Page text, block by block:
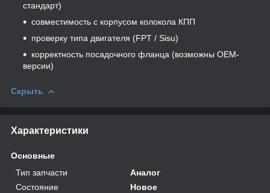
стандарт)
совместимость с корпусом колокола КПП
проверку типа двигателя (FPT / Sisu)
корректность посадочного фланца (возможны OEM-
версии)
Скрыть
Характеристики
Основные
Тип запчасти
Аналог
Состояние
Новое